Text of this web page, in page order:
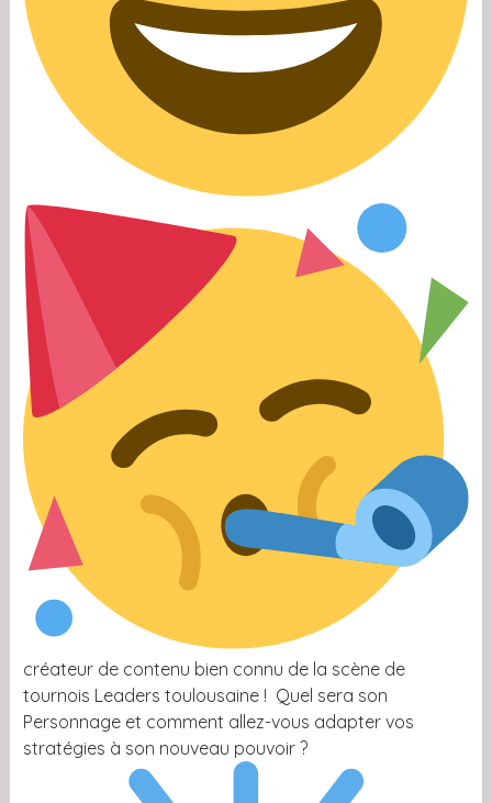
créateur de contenu bien connu de la scène de
tournois Leaders toulousaine ! Quel sera son
Personnage et comment allez-vous adapter vos
stratégies à son nouveau pouvoir ?